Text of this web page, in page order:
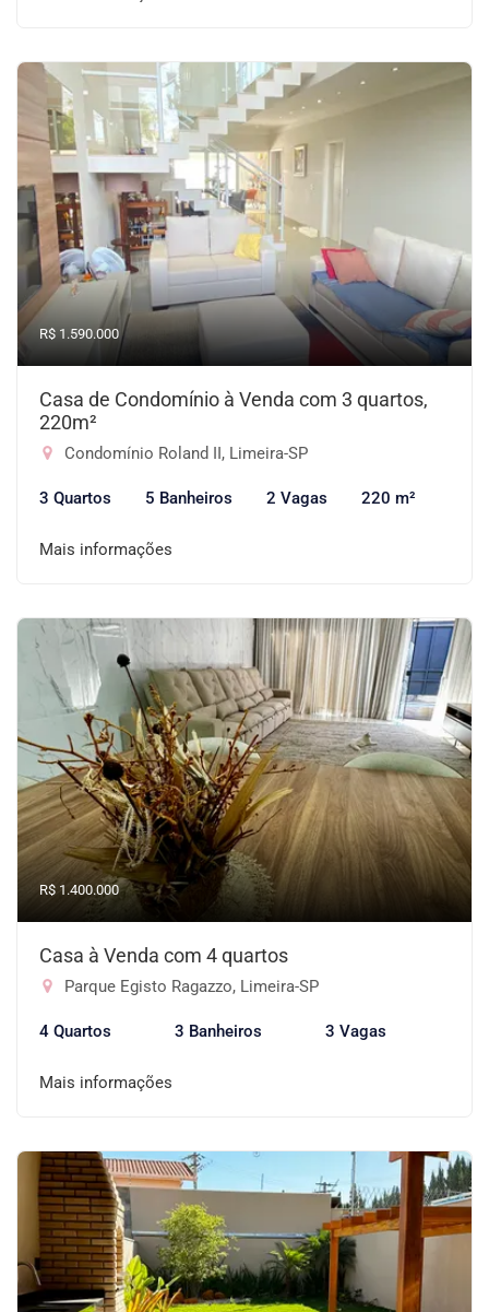
R$ 1.590.000
Casa de Condomínio à Venda com 3 quartos,
220m²
Condomínio Roland II, Limeira-SP
3 Quartos 5 Banheiros 2 Vagas 220 m²
Mais informações
R$ 1.400.000
Casa à Venda com 4 quartos
Parque Egisto Ragazzo, Limeira-SP
4 Quartos 3 Banheiros 3 Vagas
Mais informações